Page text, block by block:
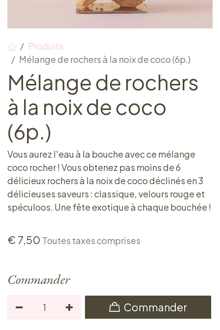
Produits
Mélange de rochers à la noix de coco (6p.)
Mélange de rochers
à la noix de coco
(6p.)
Vous aurez l'eau à la bouche avec ce mélange
coco rocher ! Vous obtenez pas moins de 6
délicieux rochers à la noix de coco déclinés en 3
délicieuses saveurs : classique, velours rouge et
spéculoos. Une fête exotique à chaque bouchée !
€ 7,50 Toutes taxes comprises
Commander
Commander